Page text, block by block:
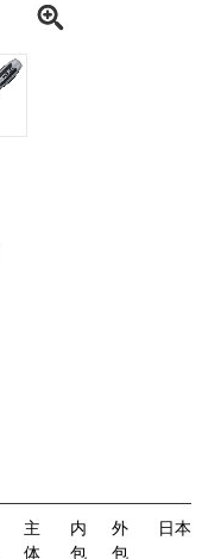
主
体
内
包
外
包
日本